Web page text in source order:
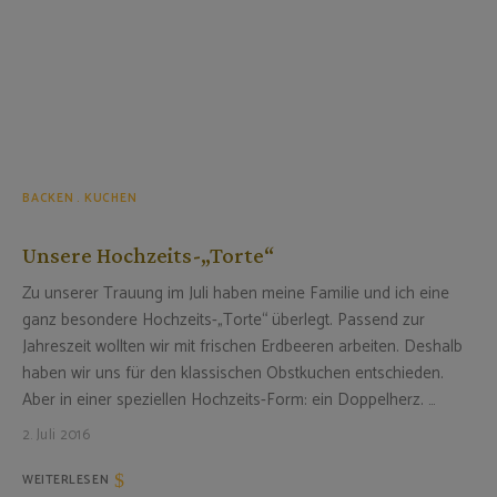
BACKEN KUCHEN
Unsere Hochzeits-„Torte“
Zu unserer Trauung im Juli haben meine Familie und ich eine
ganz besondere Hochzeits-„Torte“ überlegt. Passend zur
Jahreszeit wollten wir mit frischen Erdbeeren arbeiten. Deshalb
haben wir uns für den klassischen Obstkuchen entschieden.
Aber in einer speziellen Hochzeits-Form: ein Doppelherz. …
2. Juli 2016
WEITERLESEN